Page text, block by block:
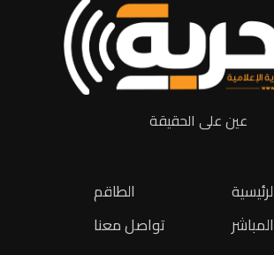
عين على الحقيقة
الطاقم
تواصل معنا